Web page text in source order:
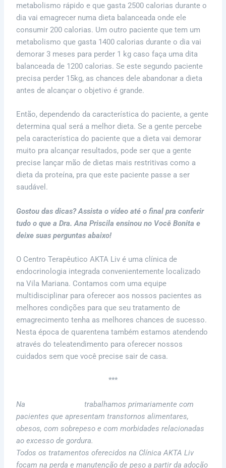
metabolismo rápido e que gasta 2500 calorias durante o
dia vai emagrecer numa dieta balanceada onde ele
consumir 200 calorias. Um outro paciente que tem um
metabolismo que gasta 1400 calorias durante o dia vai
demorar 3 meses para perder 1 kg caso faça uma dita
balanceada de 1200 calorias. Se este segundo paciente
precisa perder 15kg, as chances dele abandonar a dieta
antes de alcançar o objetivo é grande.
Então, dependendo da característica do paciente, a gente
determina qual será a melhor dieta. Se a gente percebe
pela característica do paciente que a dieta vai demorar
muito pra alcançar resultados, pode ser que a gente
precise lançar mão de dietas mais restritivas como a
dieta da proteína, pra que este paciente passe a ser
saudável.
Gostou das dicas? Assista o vídeo até o final pra conferir
tudo o que a Dra. Ana Priscila ensinou no Você Bonita e
deixe suas perguntas abaixo!
O Centro Terapêutico AKTA Liv é uma clínica de
endocrinologia integrada convenientemente localizado
na Vila Mariana. Contamos com uma equipe
multidisciplinar para oferecer aos nossos pacientes as
melhores condições para que seu tratamento de
emagrecimento tenha as melhores chances de sucesso.
Nesta época de quarentena também estamos atendendo
através do teleatendimento para oferecer nossos
cuidados sem que você precise sair de casa.
***
Na
trabalhamos primariamente com
pacientes que apresentam transtornos alimentares,
obesos, com sobrepeso e com morbidades relacionadas
ao excesso de gordura.
Todos os tratamentos oferecidos na Clínica AKTA Liv
focam na perda e manutenção de peso a partir da adoção